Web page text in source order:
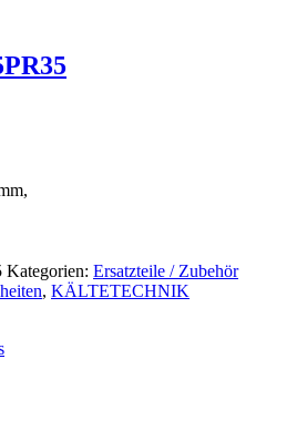
Kategorien: Ersatzteile / Zubehör
, KÄLTETECHNIK